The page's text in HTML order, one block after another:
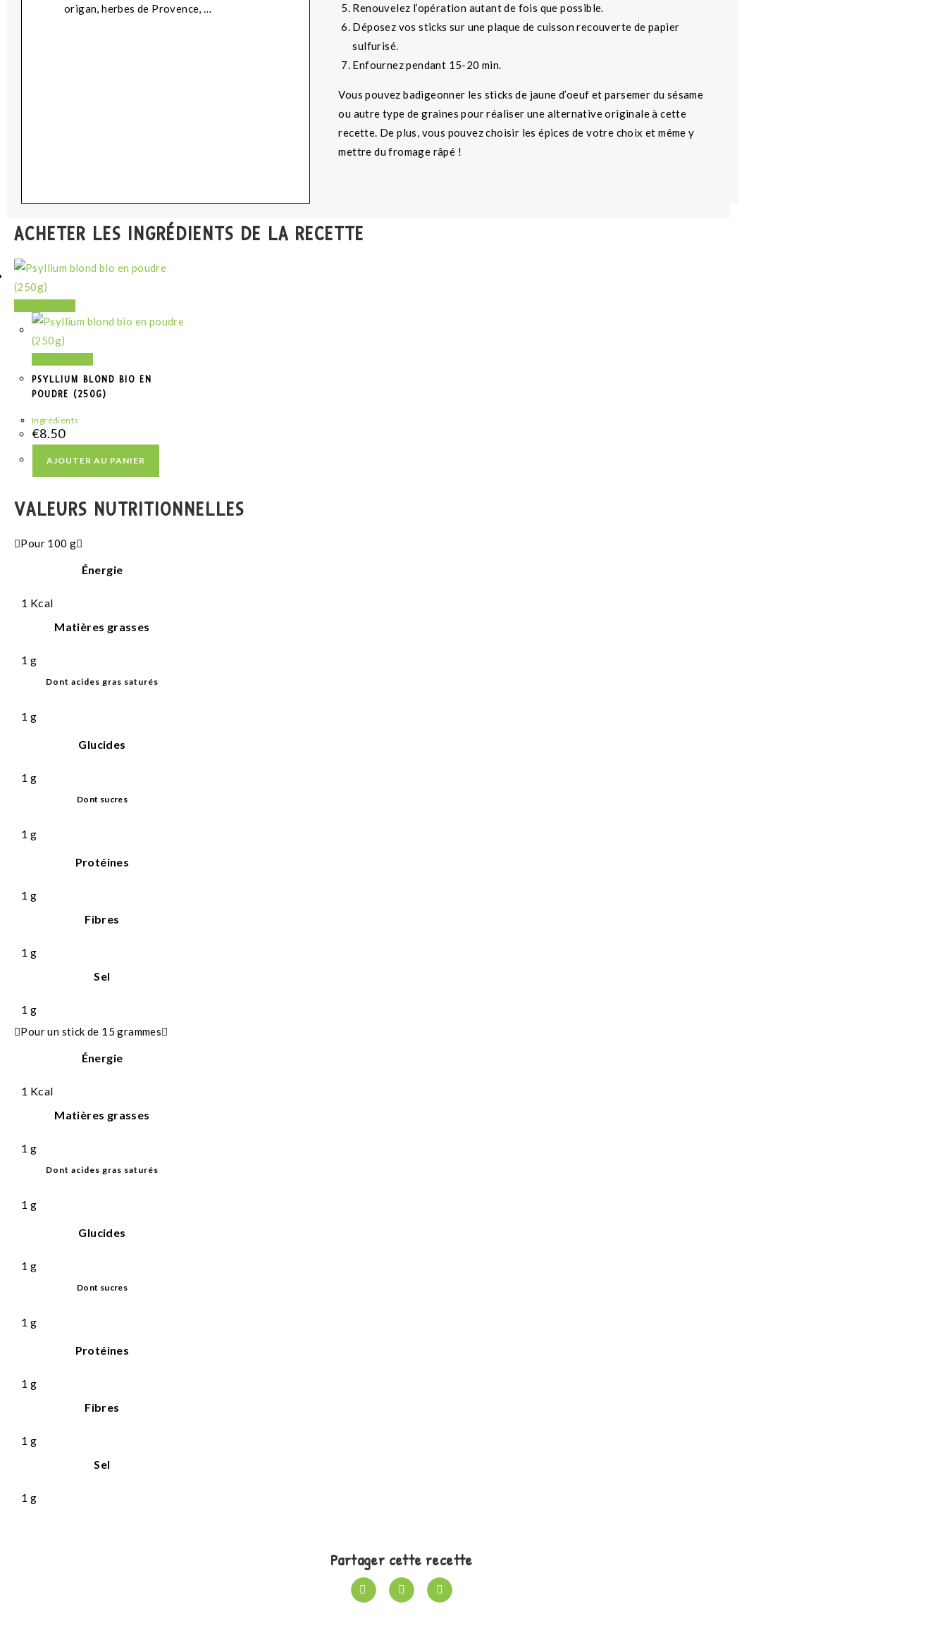
origan, herbes de Provence, …
Renouvelez l’opération autant de fois que possible.
Déposez vos sticks sur une plaque de cuisson recouverte de papier
sulfurisé.
Enfournez pendant 15-20 min.
Vous pouvez badigeonner les sticks de jaune d’oeuf et parsemer du sésame
ou autre type de graines pour réaliser une alternative originale à cette
recette. De plus, vous pouvez choisir les épices de votre choix et même y
mettre du fromage râpé !
ACHETER LES INGRÉDIENTS DE LA RECETTE
PSYLLIUM BLOND BIO EN
POUDRE (250G)
Ingrédients
€8.50
AJOUTER AU PANIER
VALEURS NUTRITIONNELLES
Pour 100 g
Énergie
1 Kcal
Matières grasses
1 g
Dont acides gras saturés
1 g
Glucides
1 g
Dont sucres
1 g
Protéines
1 g
Fibres
1 g
Sel
1 g
Pour un stick de 15 grammes
Énergie
1 Kcal
Matières grasses
1 g
Dont acides gras saturés
1 g
Glucides
1 g
Dont sucres
1 g
Protéines
1 g
Fibres
1 g
Sel
1 g
Partager cette recette